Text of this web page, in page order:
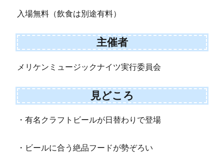
入場無料（飲食は別途有料）
主催者
メリケンミュージックナイツ実行委員会
見どころ
・有名クラフトビールが日替わりで登場
・ビールに合う絶品フードが勢ぞろい